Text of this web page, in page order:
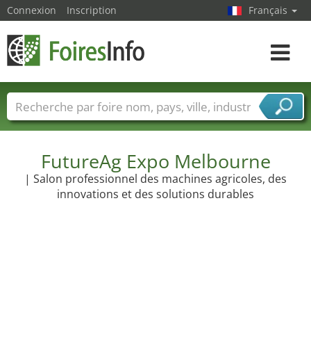
FutureAg Expo Melbourne
| Salon professionnel des machines agricoles, des
innovations et des solutions durables
Connexion Inscription Français
Toggle
Foire noms Pays Villes
Secteurs de foire